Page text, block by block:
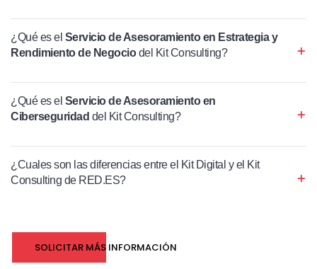
¿Qué es el Servicio de Asesoramiento en Estrategia y
Rendimiento de Negociodel Kit Consulting?
¿Qué es el Servicio de Asesoramiento en
Ciberseguridad del Kit Consulting?
¿Cuales son las diferencias entre el Kit Digital y el Kit
Consulting de RED.ES?
SOLICITAR MÁS INFORMACIÓN